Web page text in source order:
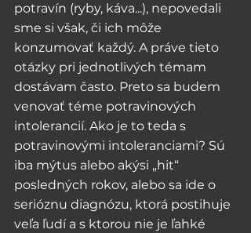
potravín (ryby, káva...), nepovedali
sme si však, či ich môže
konzumovať každý. A práve tieto
otázky pri jednotlivých témam
dostávam často. Preto sa budem
venovať téme potravinových
intolerancií. Ako je to teda s
potravinovými intoleranciami? Sú
iba mýtus alebo akýsi „hit“
posledných rokov, alebo sa ide o
serióznu diagnózu, ktorá postihuje
veľa ľudí a s ktorou nie je ľahké